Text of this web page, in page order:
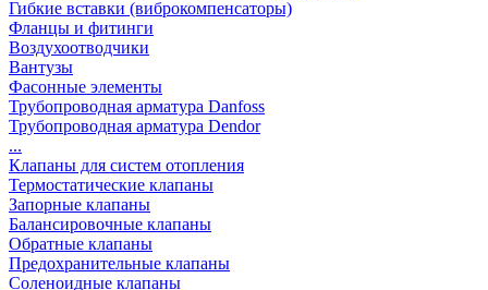
Гибкие вставки (виброкомпенсаторы)
Фланцы и фитинги
Воздухоотводчики
Вантузы
Фасонные элементы
Трубопроводная арматура Danfoss
Трубопроводная арматура Dendor
...
Клапаны для систем отопления
Термостатические клапаны
Запорные клапаны
Балансировочные клапаны
Обратные клапаны
Предохранительные клапаны
Соленоидные клапаны